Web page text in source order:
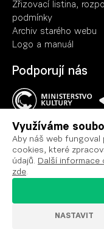
Zřizovací listina,
podmínky
Archiv starého webu
Logo a manuál
Podporují nás
Využíváme
Aby náš web fungoval
cookies, které
údajů. Další informace
zde.
NASTAVIT